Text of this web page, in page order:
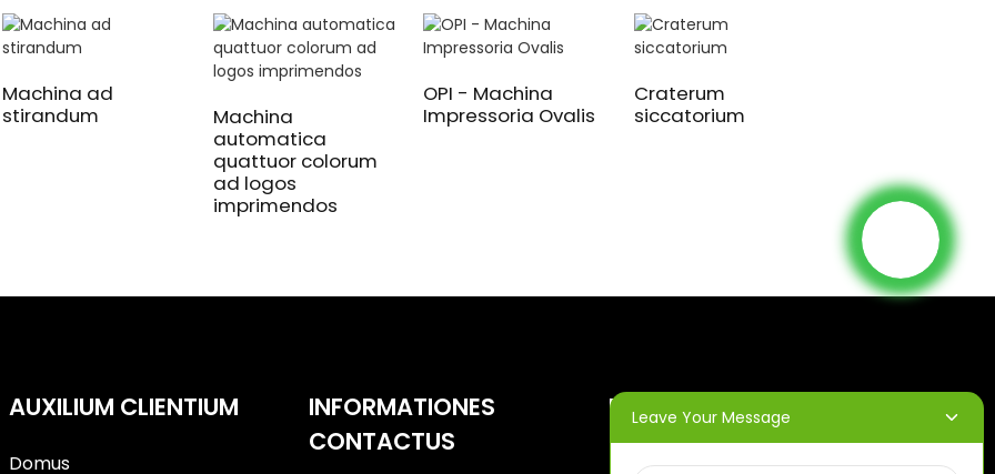
Machina ad
stirandum
Machina
automatica
quattuor colorum
ad logos
imprimendos
OPI - Machina
Impressoria Ovalis
Craterum
siccatorium
imprimendos
AUXILIUM CLIENTIUM
Domus
INFORMATIONES
CONTACTUS
EPISTULAE
NUNTIALES
Leave Your Message